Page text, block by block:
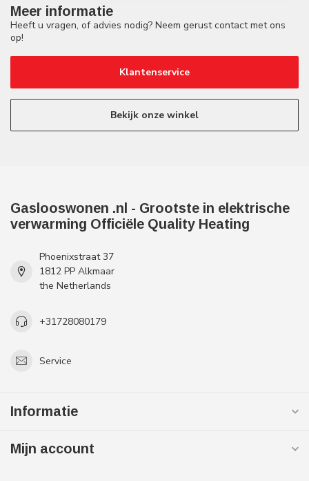
Meer informatie
Heeft u vragen, of advies nodig? Neem gerust contact met ons
op!
Klantenservice
Bekijk onze winkel
Gaslooswonen .nl - Grootste in elektrische
verwarming Officiële Quality Heating
Phoenixstraat 37
1812 PP Alkmaar
the Netherlands
+31728080179
Service
Informatie
Mijn account